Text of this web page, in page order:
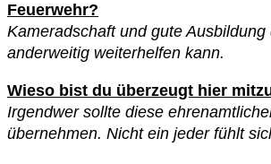
Feuerwehr?
Kameradschaft und gute
anderweitig weiterhelfen kann.
Wieso bist du überzeugt hier
Irgendwer sollte diese
übernehmen. Nicht ein jeder fühlt